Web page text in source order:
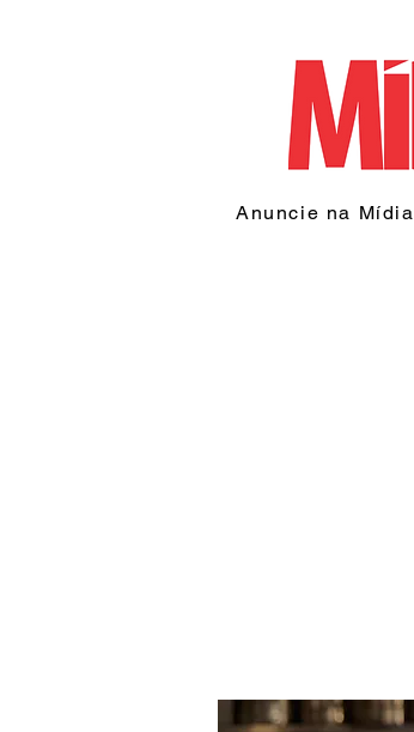
Anuncie na Mídia